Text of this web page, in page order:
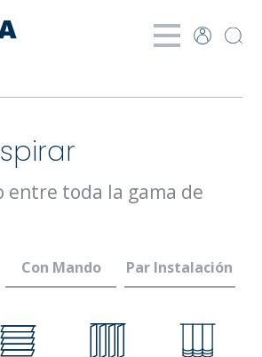
entre toda la gama de
Con Mando Par Instalación